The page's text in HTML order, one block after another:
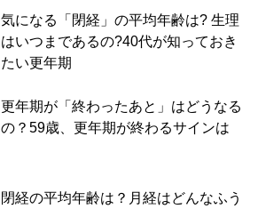
気になる「閉経」の平均年齢は? 生理
はいつまであるの?40代が知っておき
たい更年期
更年期が「終わったあと」はどうなる
の？59歳、更年期が終わるサインは
閉経の平均年齢は？月経はどんなふう